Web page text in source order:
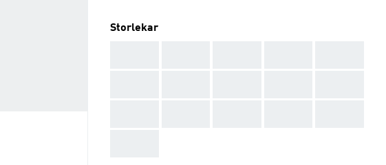
Storlekar